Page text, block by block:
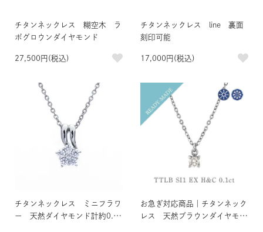
チタンネックレス 糊空木 ラ
ボグロウンダイヤモンド
27,500円(税込)
チタンネックレス line 裏面
刻印可能
17,000円(税込)
チタンネックレス ミニフラワ
ー 天然ダイヤモンド計約0.16
お急ぎ対応商品｜チタンネック
レス 天然ブラウンダイヤモン